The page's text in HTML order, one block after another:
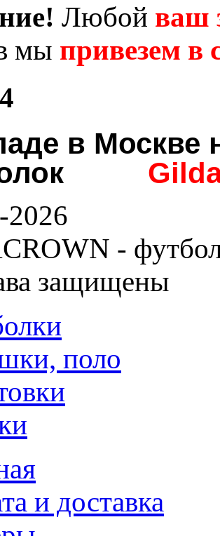
Любой ваш
мы привезем в
в
-
защищены
поло
и доставка